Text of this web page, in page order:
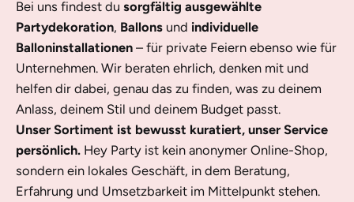
Bei uns findest du sorgfältig ausgewählte
Partydekoration, Ballons und individuelle
Balloninstallationen – für private Feiern ebenso wie für
Unternehmen. Wir beraten ehrlich, denken mit und
helfen dir dabei, genau das zu finden, was zu deinem
Anlass, deinem Stil und deinem Budget passt.
Unser Sortiment ist bewusst kuratiert, unser Service
persönlich. Hey Party ist kein anonymer Online-Shop,
sondern ein lokales Geschäft, in dem Beratung,
Erfahrung und Umsetzbarkeit im Mittelpunkt stehen.